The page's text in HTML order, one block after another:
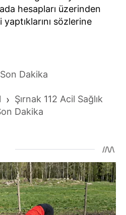
hesapları üzerinden
sözlerine
Son Dakika
› Şırnak 112 Acil Sağlık
Dakika